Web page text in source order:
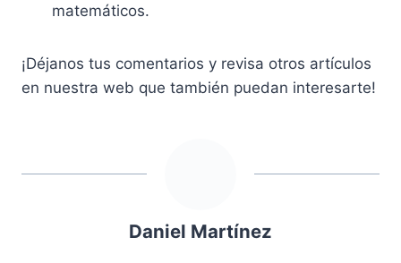
matemáticos.
¡Déjanos tus comentarios y revisa otros artículos
en nuestra web que también puedan interesarte!
Daniel Martínez